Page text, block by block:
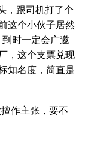
，跟司机打了个
这个小伙子居然
时一定会广邀
，这个支票兑现
知名度，简直是
作主张，要不